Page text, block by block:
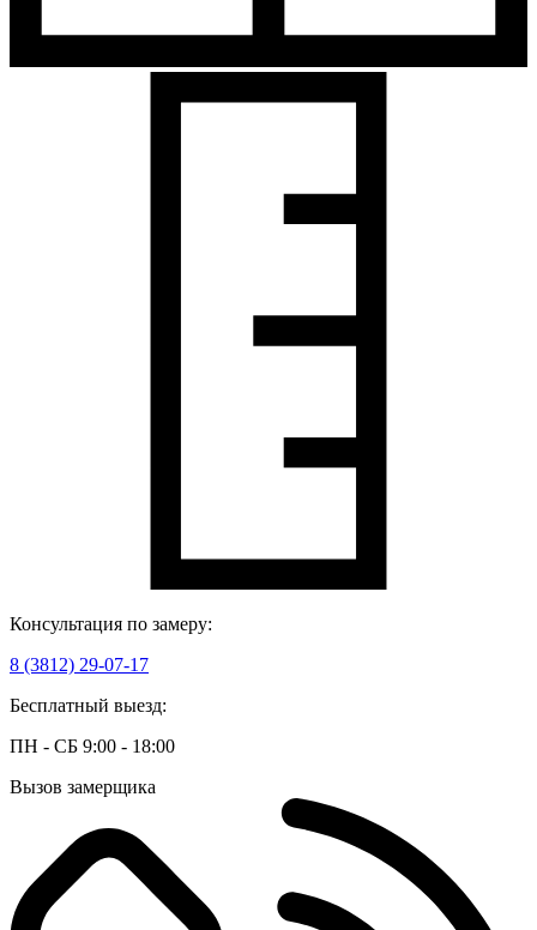
Консультация по замеру:
8 (3812) 29-07-17
Бесплатный выезд:
ПН - СБ 9:00 - 18:00
Вызов замерщика